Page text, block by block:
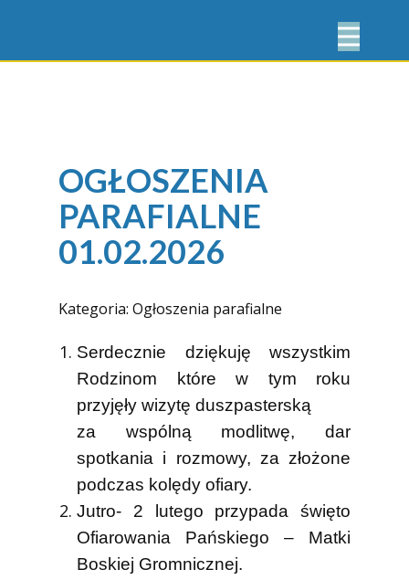
OGŁOSZENIA
PARAFIALNE
01.02.2026
Kategoria: Ogłoszenia parafialne
Serdecznie dziękuję wszystkim
Rodzinom które w tym roku
przyjęły wizytę duszpasterską
za wspólną modlitwę, dar
spotkania i rozmowy, za złożone
podczas kolędy ofiary.
Jutro- 2 lutego przypada święto
Ofiarowania Pańskiego – Matki
Boskiej Gromnicznej.